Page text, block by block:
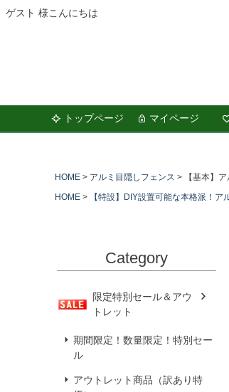
ゲスト 様こんにちは
トップページ
マイページ
HOME アルミ目隠しフェンス
【基本】
HOME
【特設】DIY設置可能な本格派！
Category
限定特別セール＆アウ
トレット
期間限定！数量限定！特別セー
ル
アウトレット商品（訳あり特